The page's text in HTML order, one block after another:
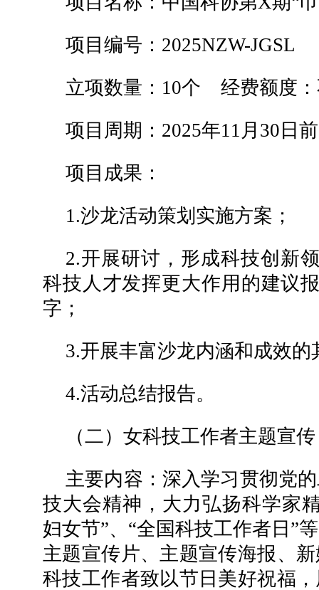
项目编号：2025NZW-JGSL
立项数量：10个 经费额度：
项目周期：2025年11月30日
项目成果：
1.沙龙活动策划实施方案；
2.开展研讨，形成科技创新
科技人才发挥更大作用的建议
字；
3.开展丰富沙龙内涵和成效的
4.活动总结报告。
（二）女科技工作者主题宣传
主要内容：深入学习贯彻党
技大会精神，大力弘扬科学家
妇女节”、“全国科技工作者日”
主题宣传片、主题宣传海报、
科技工作者致以节日美好祝福